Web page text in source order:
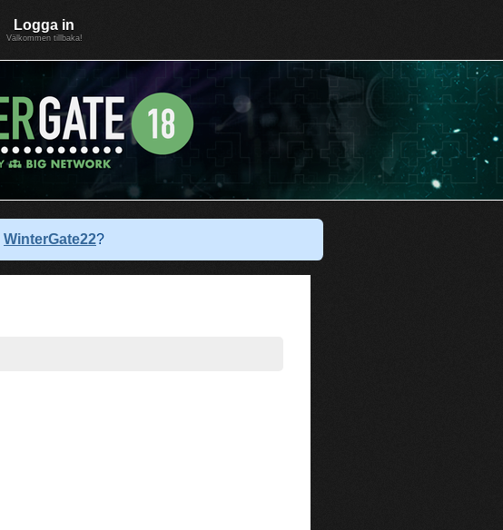
Logga in
Välkommen tillbaka!
WinterGate22?